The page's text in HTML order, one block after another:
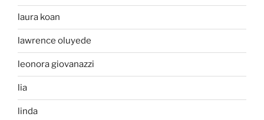
laura koan
lawrence oluyede
leonora giovanazzi
lia
linda